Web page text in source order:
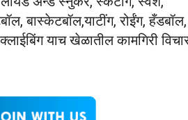
बास्केटबॉल,याटींग, रोईंग, हँडबॉल,
याच खेळातील कामगिरी